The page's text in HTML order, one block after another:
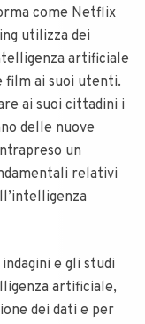
come Netflix
utilizza dei
artificiale
film ai suoi utenti.
ai suoi cittadini i
delle nuove
un
relativi
e gli studi
artificiale,
dei dati e per